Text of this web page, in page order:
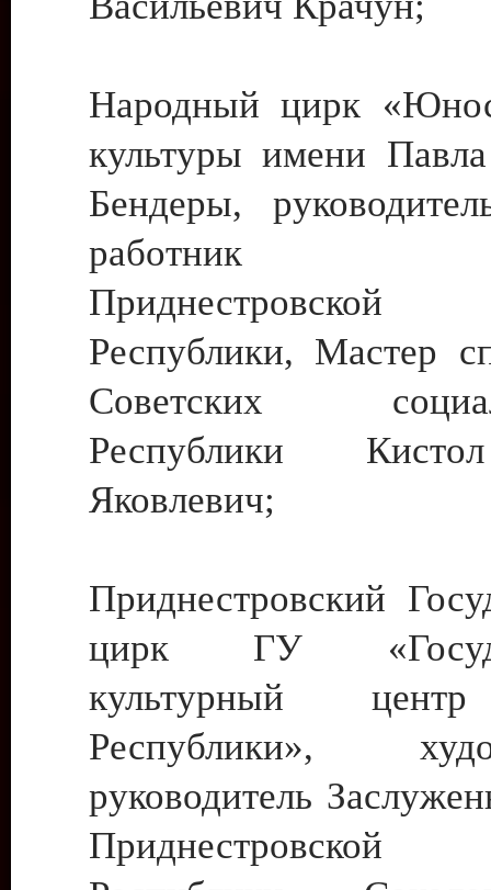
Народный цирк
культуры имени
Бендеры,
работник
Приднестровской
Республики, Мастер
Советских
Республики
Яковлевич;
Приднестровский
цирк ГУ
культурный
Республики»,
руководитель
Приднестровской